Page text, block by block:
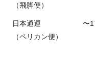
（飛脚便）
日本通運
（ペリカン便）
〜